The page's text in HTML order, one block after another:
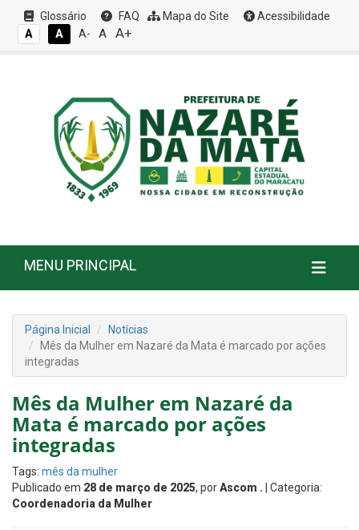
Glossário FAQ Mapa do Site
Acessibilidade
A
A A- A A+
MENU PRINCIPAL
Página Inicial
Notícias
Mês da Mulher em Nazaré da Mata é marcado por ações
integradas
Mês da Mulher em Nazaré da
Mata é marcado por ações
integradas
Tags: mês da mulher
Publicado em 28 de março de 2025, porAscom . | Categoria:
Coordenadoria da Mulher